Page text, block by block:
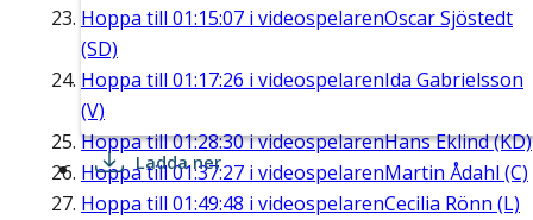
Hoppa till 01:15:07 i videospelarenOscar Sjöstedt
(SD)
Hoppa till 01:17:26 i videospelarenIda Gabrielsson
(V)
Hoppa till01:28:30i videospelarenHans Eklind (KD)
Hoppa till01:37:27 i videospelarenMartin Ådahl (C)
Hoppa till 01:49:48 i videospelarenCecilia Rönn (L)
Ladda ner